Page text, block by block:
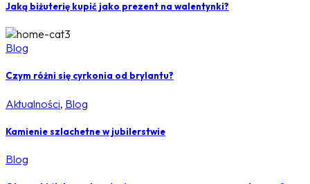
Jaką biżuterię kupić jako prezent na walentynki?
Blog
Czym różni się cyrkonia od brylantu?
Aktualności, Blog
Kamienie szlachetne w jubilerstwie
Blog